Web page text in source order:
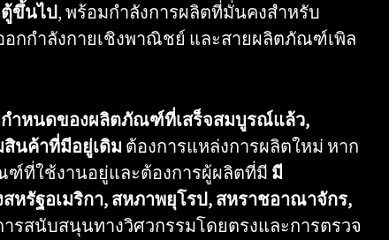
ตู้ขึ้นไป, พร้อมกำลังการผลิตที่มั่นคงสำหรับ
อกกำลังกายเชิงพาณิชย์ และสายผลิตภัณฑ์เพิล
ำหนดของผลิตภัณฑ์ที่เสร็จสมบูรณ์แล้ว,
นค้าที่มีอยู่เดิม ต้องการแหล่งการผลิตใหม่ หาก
ที่ใช้งานอยู่และต้องการผู้ผลิตที่มี มี
หรัฐอเมริกา, สหภาพยุโรป, สหราชอาณาจักร,
รสนับสนุนทางวิศวกรรมโดยตรงและการตรวจ